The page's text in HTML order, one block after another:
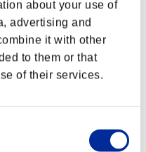
about your use of
advertising and
it with other
to them or that
of their services.